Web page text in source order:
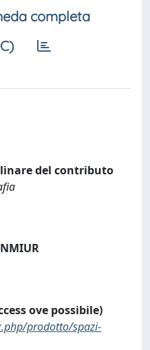
completa
del contributo
ove possibile)
prodotto/spazi-